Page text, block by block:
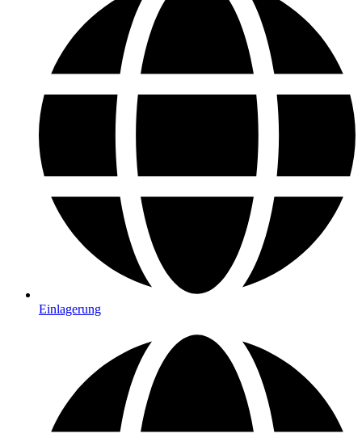
Einlagerung